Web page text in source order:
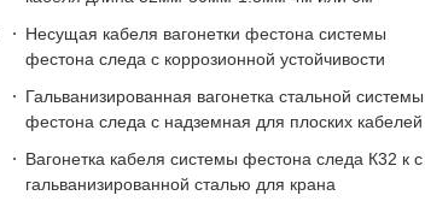
Несущая кабеля вагонетки фестона системы
фестона следа c коррозионной устойчивости
Гальванизированная вагонетка стальной системы
фестона следа c надземная для плоских кабелей
Вагонетка кабеля системы фестона следа К32 к с
гальванизированной сталью для крана